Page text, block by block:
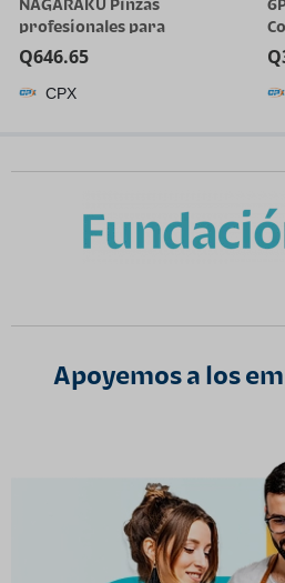
NAGARAKU Pinzas
profesionales para
extensión de pestañas,
punta de precisión,
herramienta de pestañas
Precision Tip Straight
Curved 5 Pcs Tweezers For
Q646.65
CPX
Q
Apoyemos a los